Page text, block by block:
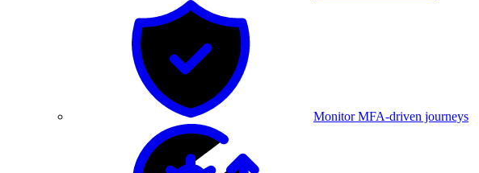
Monitor MFA-driven journeys